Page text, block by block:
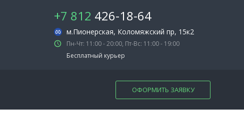
+7 812 426-18-64
м.Пионерская, Коломяжский пр, 15к2
Пн-Чт: 11:00 - 20:00, Пт-Вс: 11:00 - 19:00
Бесплатный курьер
ОФОРМИТЬ ЗАЯВКУ